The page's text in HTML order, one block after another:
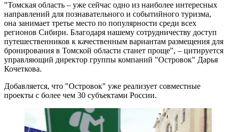
"Томская область – уже сейчас одно из наиболее интересных
направлений для познавательного и событийного туризма,
она занимает третье место по популярности среди всех
регионов Сибири. Благодаря нашему сотрудничеству доступ
путешественников к качественным вариантам размещения для
бронирования в Томской области станет проще", – цитируется
управляющий директор группы компаний "Островок" Дарья
Кочеткова.
Добавляется, что "Островок" уже реализует совместные
проекты с более чем 30 субъектами России.